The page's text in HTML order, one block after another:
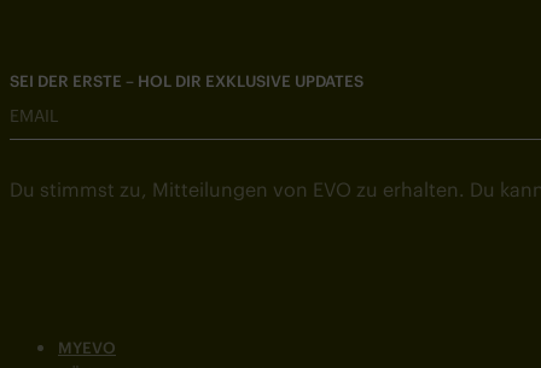
MYEVO
SEI DER ERSTE – HOL DIR EXKLUSIVE UPDATES
EMAIL
Du stimmst zu, Mitteilungen von EVO zu erhalten. Du